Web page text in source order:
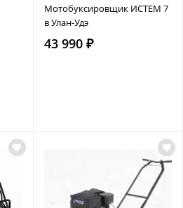
Мотобуксировщик ИСТЕМ 7
в Улан-Удэ
43 990 ₽